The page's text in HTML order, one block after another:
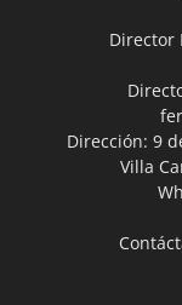
Director
Dirección: 9
Villa